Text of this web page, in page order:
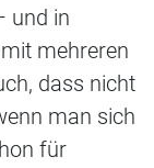
und in
mehreren
dass nicht
man sich
für